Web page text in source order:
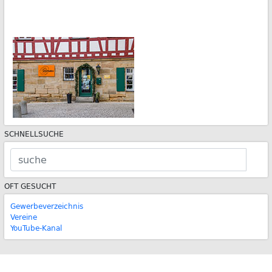
SCHNELLSUCHE
OFT GESUCHT
Gewerbeverzeichnis
Vereine
YouTube-Kanal